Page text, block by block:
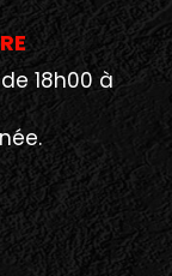
18h00 à